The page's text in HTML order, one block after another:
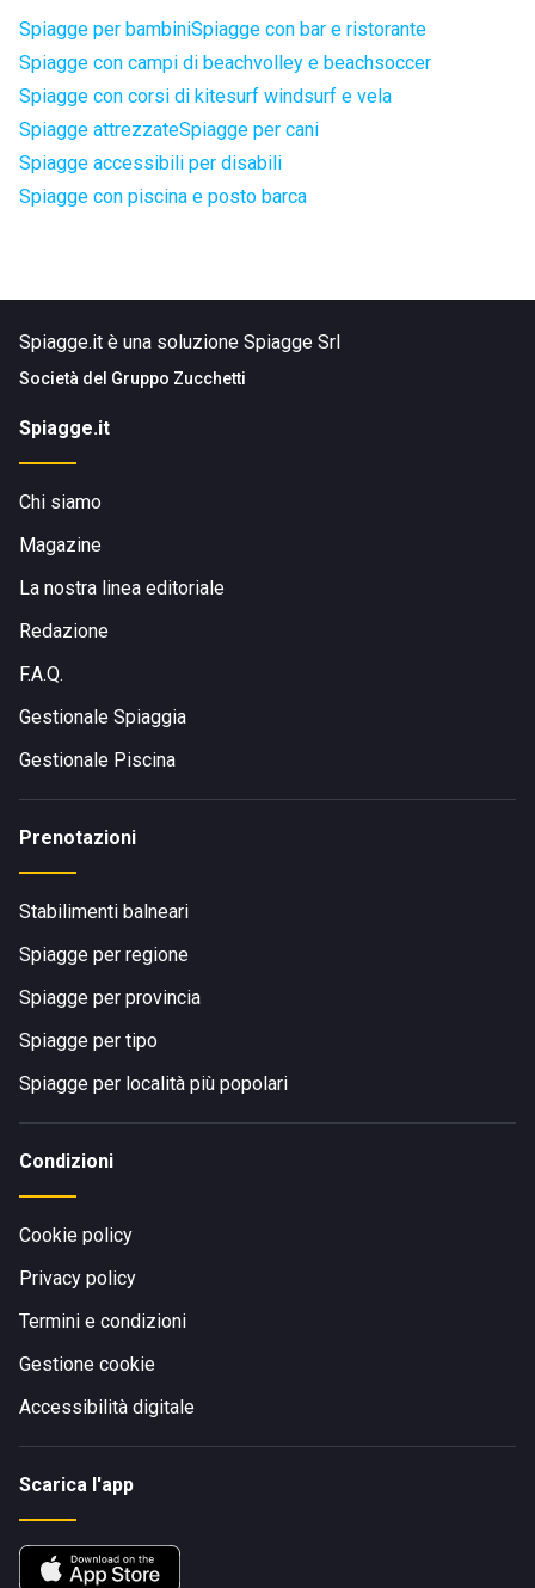
Spiagge per bambiniSpiagge con bar e ristorante
Spiagge con campi di beachvolley e beachsoccer
Spiagge con corsi di kitesurf windsurf e vela
Spiagge attrezzateSpiagge per cani
Spiagge accessibili per disabili
Spiagge con piscina e posto barca
Spiagge.it è una soluzione Spiagge Srl
Società del Gruppo Zucchetti
Spiagge.it
Chi siamo
Magazine
La nostra linea editoriale
Redazione
F.A.Q.
Gestionale Spiaggia
Gestionale Piscina
Prenotazioni
Stabilimenti balneari
Spiagge per regione
Spiagge per provincia
Spiagge per tipo
Spiagge per località più popolari
Condizioni
Cookie policy
Privacy policy
Termini e condizioni
Gestione cookie
Accessibilità digitale
Scarica l'app